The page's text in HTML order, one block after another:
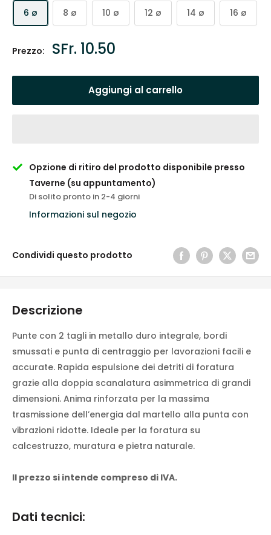
6 ø
8 ø 10 ø 12 ø 14 ø 16 ø
Prezzo: Prezzo
SFr. 10.50
Aggiungi al carrello
Opzione di ritiro del prodotto disponibile presso
Taverne (su appuntamento)
Di solito pronto in 2-4 giorni
Informazioni sul negozio
Condividi questo prodotto
Descrizione
Punte con 2 tagli in metallo duro integrale, bordi
smussati e punta di centraggio per lavorazioni facili e
accurate. Rapida espulsione dei detriti di foratura
grazie alla doppia scanalatura asimmetrica di grandi
dimensioni. Anima rinforzata per la massima
trasmissione dell’energia dal martello alla punta con
vibrazioni ridotte. Ideale per la foratura su
calcestruzzo, muratura e pietra naturale.
Il prezzo si intende compreso di IVA.
Dati tecnici: